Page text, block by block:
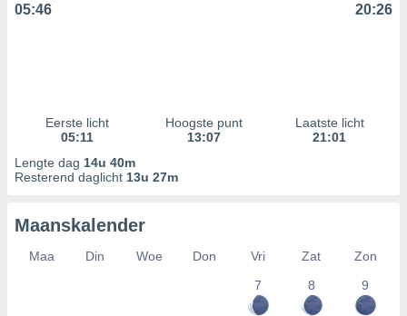
05:46 20:26
Eerste licht
05:11
Hoogste punt
13:07
Laatste licht
21:01
Lengte dag 14u 40m
Resterend daglicht 13u 27m
Maanskalender
Maa Din Woe Don Vri Zat
Zon
7
8 9